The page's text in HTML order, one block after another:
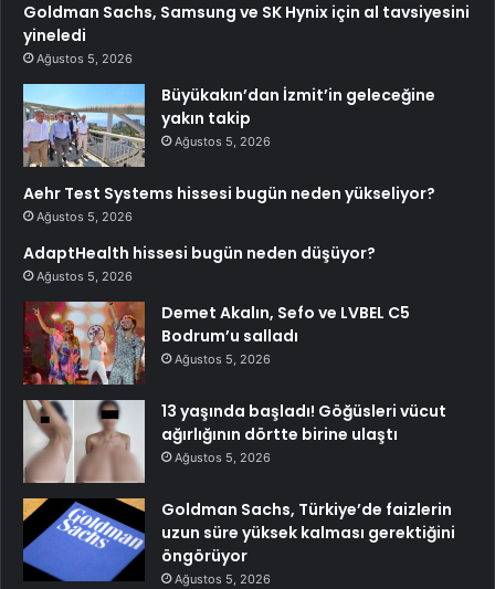
Goldman Sachs, Samsung ve SK Hynix için al tavsiyesini
yineledi
Ağustos 5, 2026
Büyükakın’dan İzmit’in geleceğine
yakın takip
Ağustos 5, 2026
Aehr Test Systems hissesi bugün neden yükseliyor?
Ağustos 5, 2026
AdaptHealth hissesi bugün neden düşüyor?
Ağustos 5, 2026
Demet Akalın, Sefo ve LVBEL C5
Bodrum’u salladı
Ağustos 5, 2026
13 yaşında başladı! Göğüsleri vücut
ağırlığının dörtte birine ulaştı
Ağustos 5, 2026
Goldman Sachs, Türkiye’de faizlerin
uzun süre yüksek kalması gerektiğini
öngörüyor
Ağustos 5, 2026